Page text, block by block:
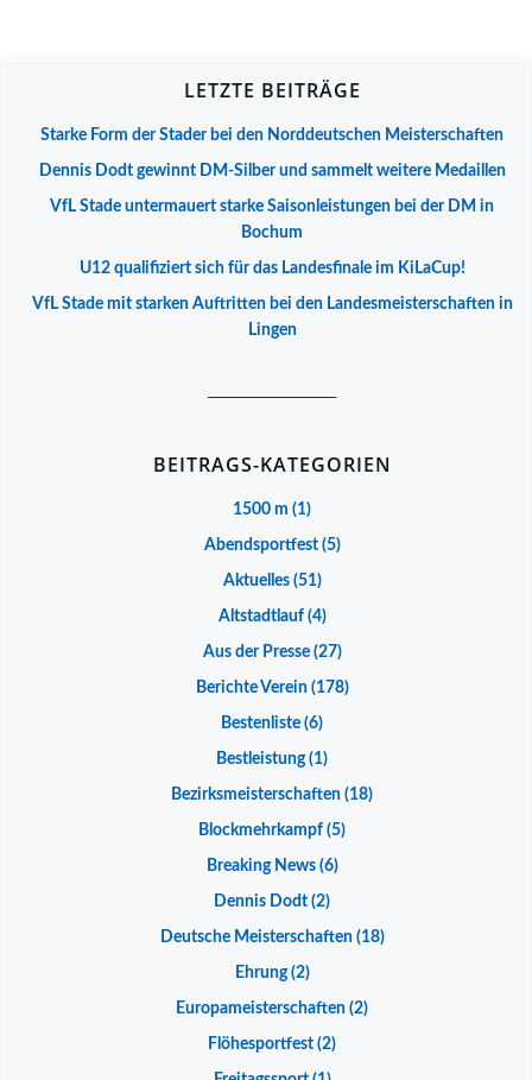
LETZTE BEITRÄGE
Starke Form der Stader bei den Norddeutschen Meisterschaften
Dennis Dodt gewinnt DM-Silber und sammelt weitere Medaillen
VfL Stade untermauert starke Saisonleistungen bei der DM in
Bochum
U12 qualifiziert sich für das Landesfinale im KiLaCup!
VfL Stade mit starken Auftritten bei den Landesmeisterschaften in
Lingen
BEITRAGS-KATEGORIEN
1500 m (1)
Abendsportfest(5)
Aktuelles(51)
Altstadtlauf(4)
Aus der Presse(27)
Berichte Verein(178)
Bestenliste (6)
Bestleistung(1)
Bezirksmeisterschaften (18)
Blockmehrkampf (5)
Breaking News(6)
Dennis Dodt (2)
Deutsche Meisterschaften(18)
Ehrung(2)
Europameisterschaften (2)
Flöhesportfest (2)